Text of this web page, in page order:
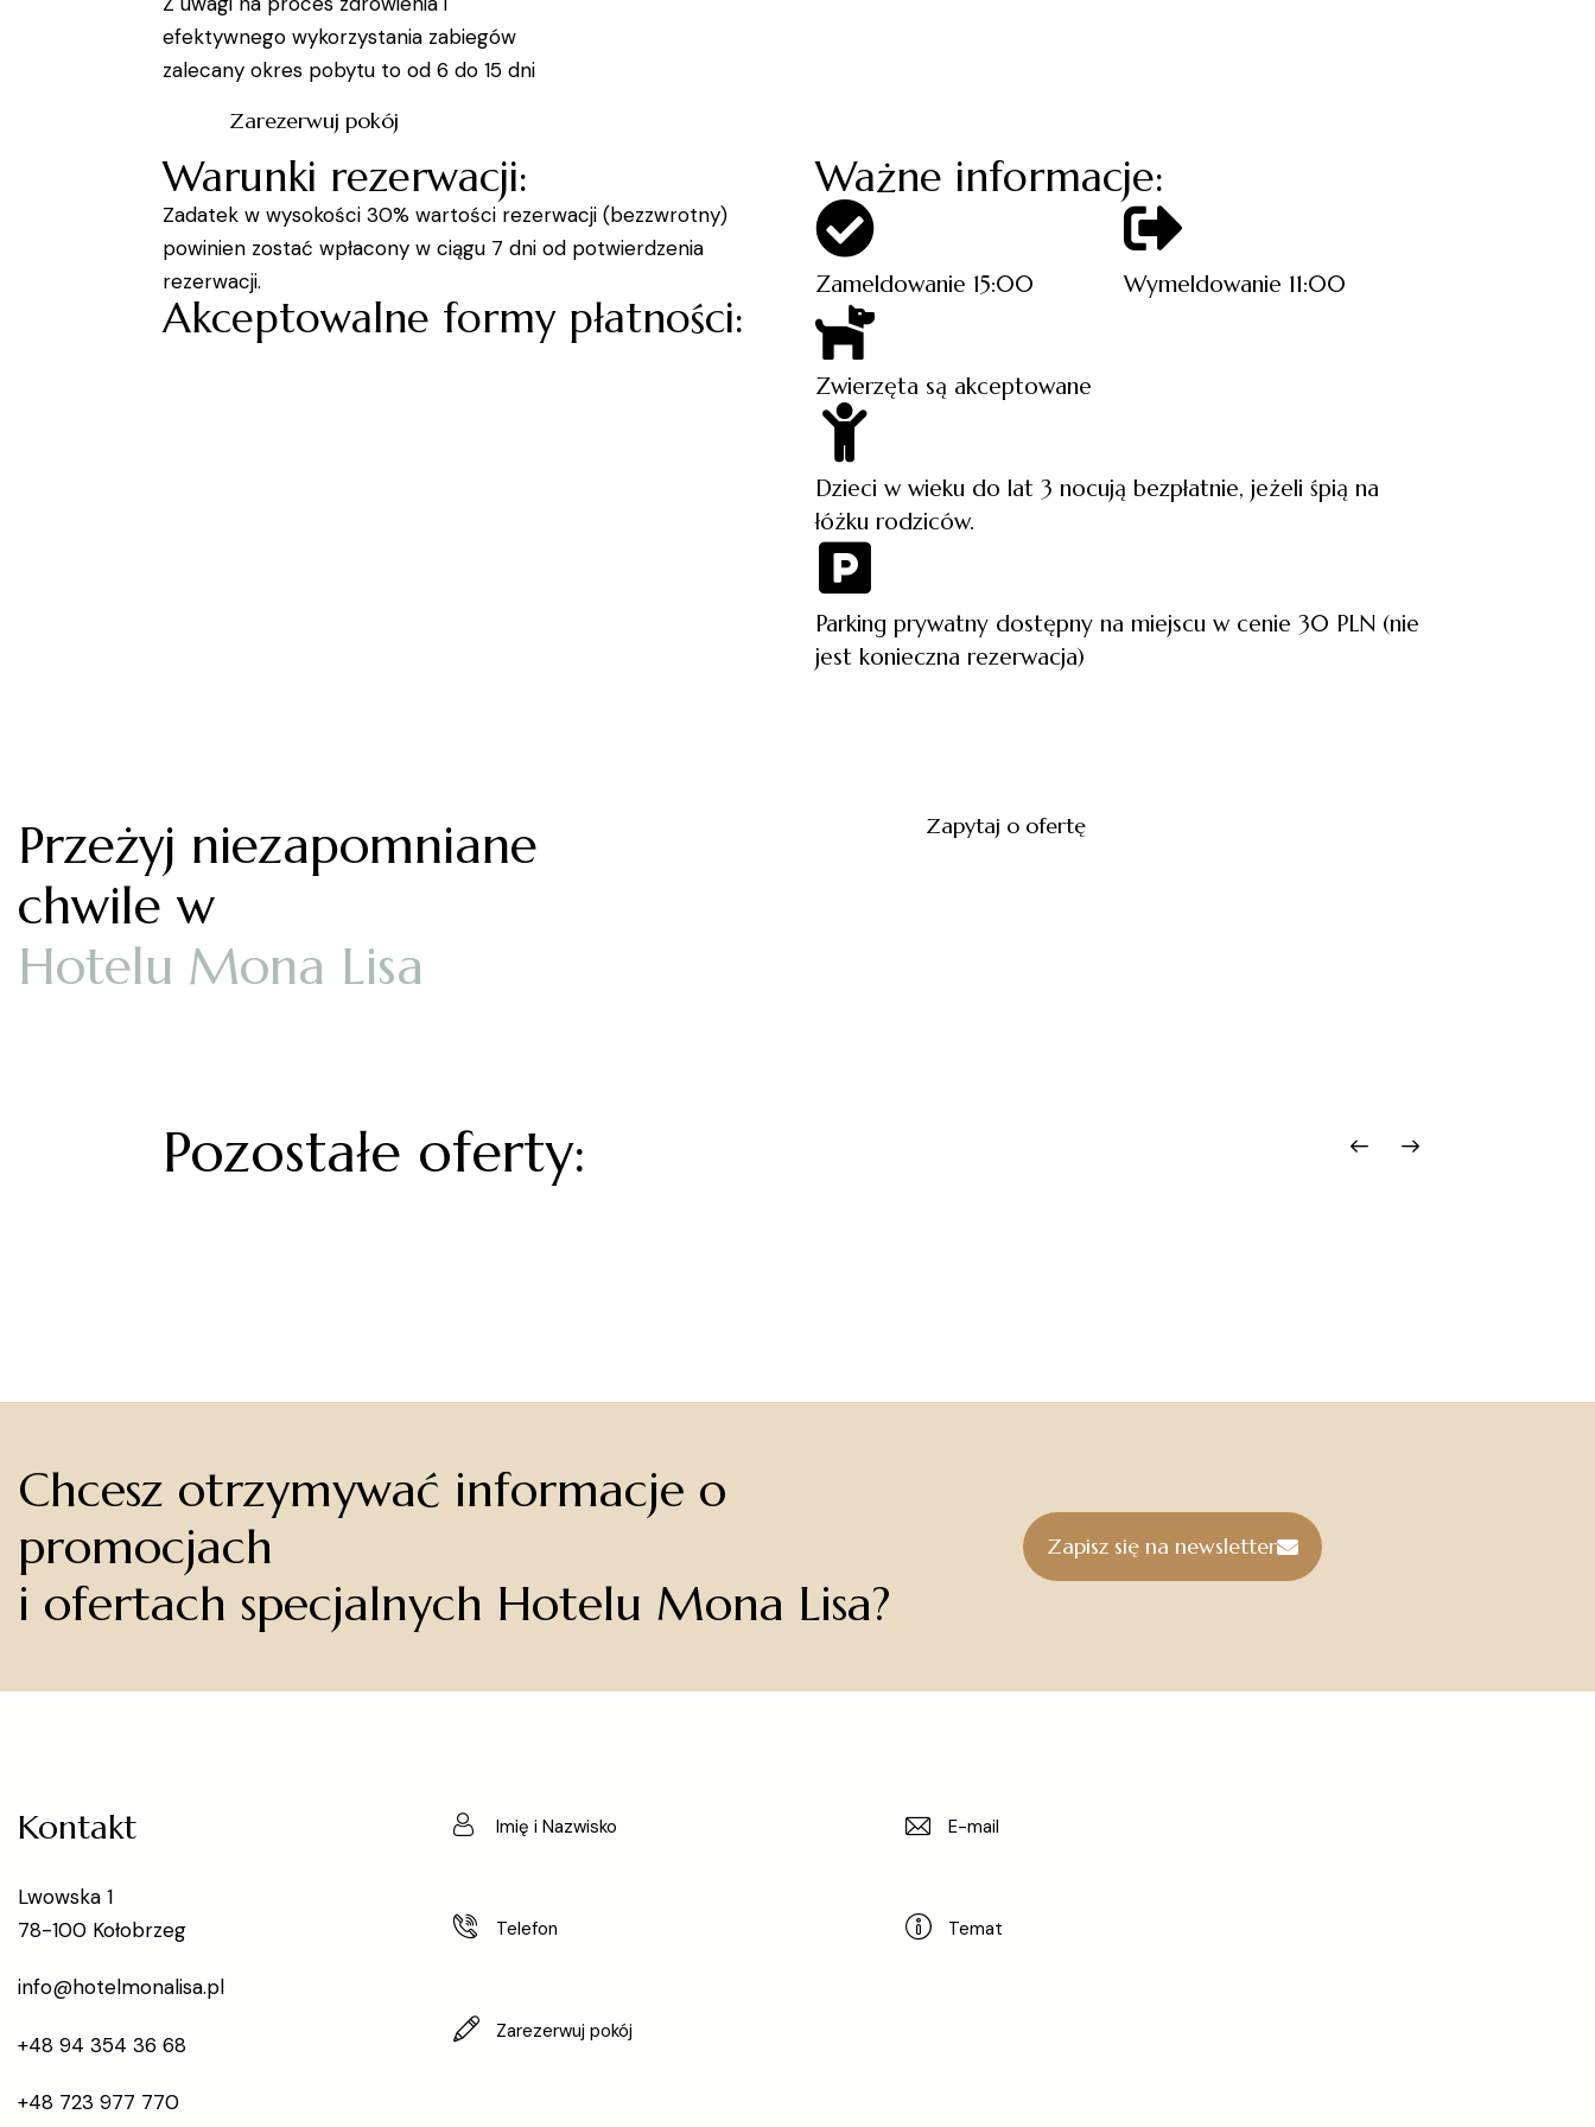
efektywnego wykorzystania zabiegów
zalecany okres pobytu to od 6 do 15 dni
Zarezerwuj pokój
Warunki rezerwacji:
Zadatek w wysokości 30% wartości rezerwacji (bezzwrotny)
powinien zostać wpłacony w ciągu 7 dni od potwierdzenia
rezerwacji.
Akceptowalne formy płatności:
Ważne informacje:
Zameldowanie 15:00 Wymeldowanie 11:00
Zwierzęta są akceptowane
Dzieci w wieku do lat 3 nocują bezpłatnie, jeżeli śpią na
łóżku rodziców.
Parking prywatny dostępny na miejscu w cenie 30 PLN (nie
jest konieczna rezerwacja)
Przeżyj niezapomniane
chwile w
Zapytaj o ofertę
Pozostałe oferty:
Chcesz otrzymywać informacje o
promocjach
i ofertach specjalnych Hotelu Mona Lisa?
Zapisz się na newsletter
Hotel Mona Lisa Wellness & SPA
Kontakt
Lwowska 1
78-100 Kołobrzeg
info@hotelmonalisa.pl
+48 94 354 36 68
+48 723 977 770